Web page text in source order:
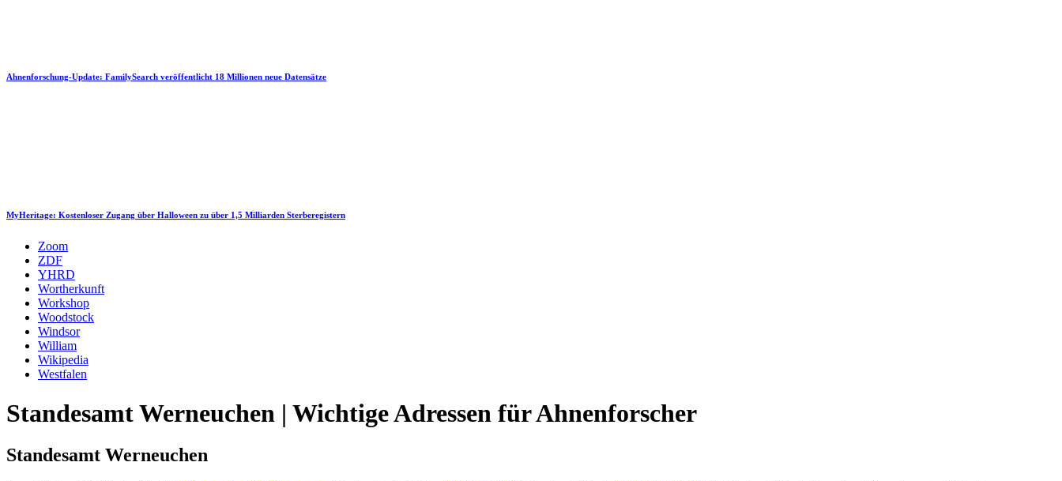
Ahnenforschung-Update: FamilySearch veröffentlicht 18 Millionen neue Datensätze
MyHeritage: Kostenloser Zugang über Halloween zu über 1,5 Milliarden Sterberegistern
Zoom
ZDF
YHRD
Wortherkunft
Workshop
Woodstock
Windsor
William
Wikipedia
Westfalen
Standesamt Werneuchen | Wichtige Adressen für Ahnenforscher
Standesamt Werneuchen